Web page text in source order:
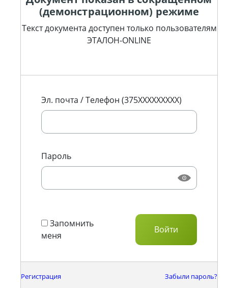
(демонстрационном) режиме
Текст документа доступен только пользователям
ЭТАЛОН-ONLINE
Эл. почта / Телефон (375XXXXXXXXX)
Пароль
Запомнить
меня
Регистрация Забыли пароль?